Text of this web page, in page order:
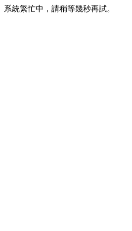
系統繁忙中，請稍等幾秒再試。